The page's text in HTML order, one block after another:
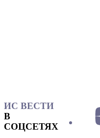
ИС ВЕСТИ
В
СОЦСЕТЯХ